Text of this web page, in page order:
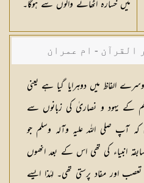
میں خسارہ اٹھانے والوں سے ہوگا۔
القرآن - ام عمران
الفاظ میں دوہرایا گیا ہے یعنی
کے یہود و نصاریٰ کی زبانوں سے
آپ صلی اللہ علیہ وآلہ وسلم جو
انبیاء کی تھی اس کے بعد انھوں
اور مفاد پرستی تھی۔ لہٰذا ایسے